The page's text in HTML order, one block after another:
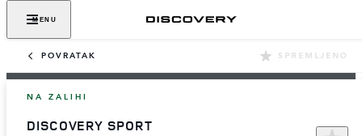
MENU
POVRATAK SPREMLJENO
NA ZALIHI
DISCOVERY SPORT